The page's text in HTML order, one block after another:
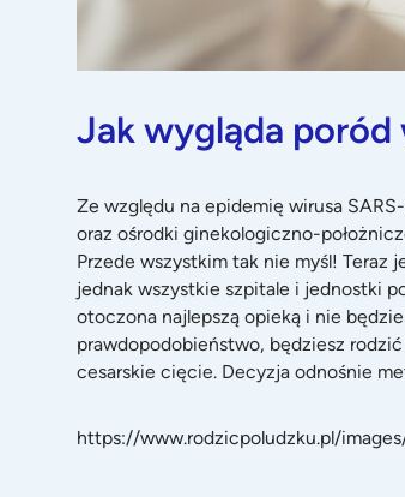
Jak wygląda poród
Ze względu na epidemię wirusa
oraz ośrodki ginekologiczno-
Przede wszystkim tak nie myśl! Teraz
jednak wszystkie szpitale i jednostki
otoczona najlepszą opieką i nie
prawdopodobieństwo, będziesz
cesarskie cięcie. Decyzja odnośnie
https://www.rodzicpoludzku.pl/